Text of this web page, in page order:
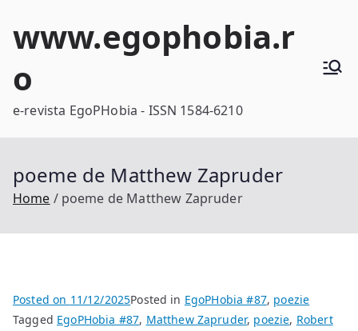
www.egophobia.r
o
e-revista EgoPHobia - ISSN 1584-6210
poeme de Matthew Zapruder
Home poeme de Matthew Zapruder
Posted on 11/12/2025Posted in EgoPHobia #87, poezie
Tagged EgoPHobia #87, Matthew Zapruder, poezie, Robert